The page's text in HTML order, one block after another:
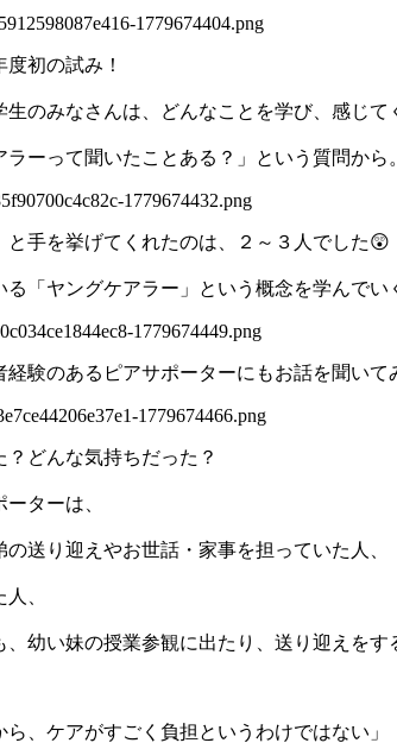
初の試み！
生のみなさんは、どんなことを学び、感じて
ーって聞いたことある？」という質問から。
と手を挙げてくれたのは、２～３人でした😲
「ヤングケアラー」という概念を学んでい
験のあるピアサポーターにもお話を聞いて
どんな気持ちだった？
ターは、
送り迎えやお世話・家事を担っていた人、
、
幼い妹の授業参観に出たり、送り迎えをす
ら、ケアがすごく負担というわけではない」